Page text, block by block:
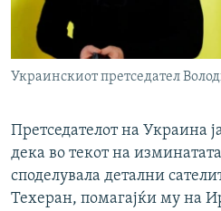
Украинскиот претседател
Претседателот на Украина
дека во текот на
споделувала детални
Техеран, помагајќи му на